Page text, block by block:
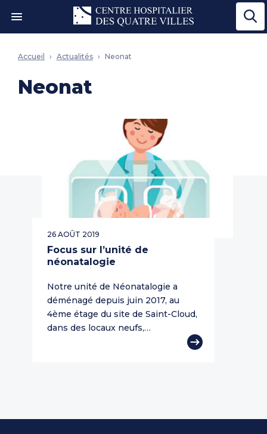
Ouvrir le menu"
Accueil Actualités Neonat
Neonat
26 AOÛT 2019
Focus sur l’unité de
néonatalogie
Notre unité de Néonatalogie a
déménagé depuis juin 2017, au
4ème étage du site de Saint-Cloud,
dans des locaux neufs,…